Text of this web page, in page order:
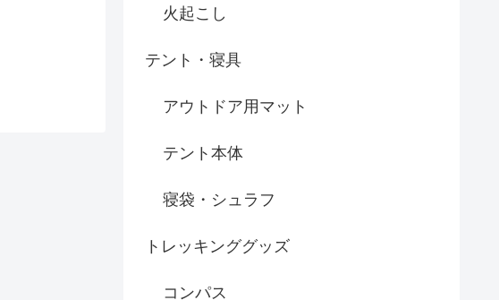
火起こし
テント・寝具
アウトドア用マット
テント本体
寝袋・シュラフ
トレッキンググッズ
コンパス